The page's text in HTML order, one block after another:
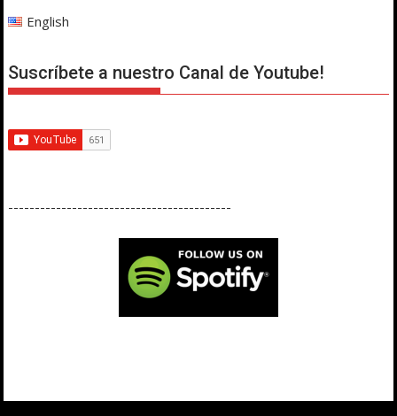
English
Suscríbete a nuestro Canal de Youtube!
------------------------------------------